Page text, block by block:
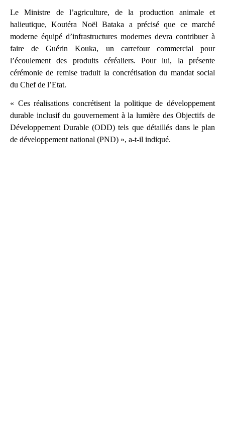
Le Ministre de l’agriculture, de la production animale et
halieutique, Koutéra Noël Bataka a précisé que ce marché
moderne équipé d’infrastructures modernes devra contribuer à
faire de Guérin Kouka, un carrefour commercial pour
l’écoulement des produits céréaliers. Pour lui, la présente
cérémonie de remise traduit la concrétisation du mandat social
du Chef de l’Etat.
« Ces réalisations concrétisent la politique de développement
durable inclusif du gouvernement à la lumière des Objectifs de
Développement Durable (ODD) tels que détaillés dans le plan
de développement national (PND) », a-t-il indiqué.